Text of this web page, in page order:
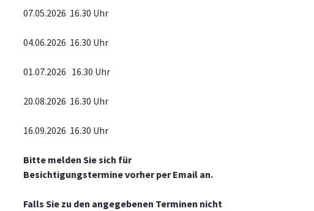
07.05.2026 16.30 Uhr
04.06.2026 16.30 Uhr
01.07.2026 16.30 Uhr
20.08.2026 16.30 Uhr
16.09.2026 16.30 Uhr
Bitte melden Sie sich für
Besichtigungstermine vorher per Email an.
Falls Sie zu den angegebenen Terminen nicht